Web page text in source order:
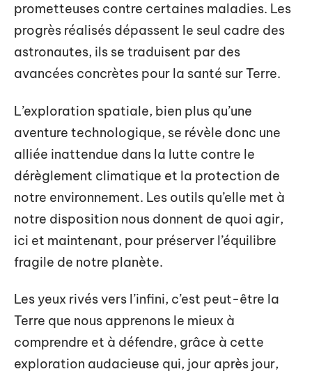
prometteuses contre certaines maladies. Les
progrès réalisés dépassent le seul cadre des
astronautes, ils se traduisent par des
avancées concrètes pour la santé sur Terre.
L’exploration spatiale, bien plus qu’une
aventure technologique, se révèle donc une
alliée inattendue dans la lutte contre le
dérèglement climatique et la protection de
notre environnement. Les outils qu’elle met à
notre disposition nous donnent de quoi agir,
ici et maintenant, pour préserver l’équilibre
fragile de notre planète.
Les yeux rivés vers l’infini, c’est peut-être la
Terre que nous apprenons le mieux à
comprendre et à défendre, grâce à cette
exploration audacieuse qui, jour après jour,